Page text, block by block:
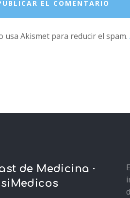
usa Akismet para reducir el spam.
de Medicina ·